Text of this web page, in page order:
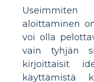
aloittaminen
voi olla
vain tyhjän
kirjoittaisit
käyttämistä